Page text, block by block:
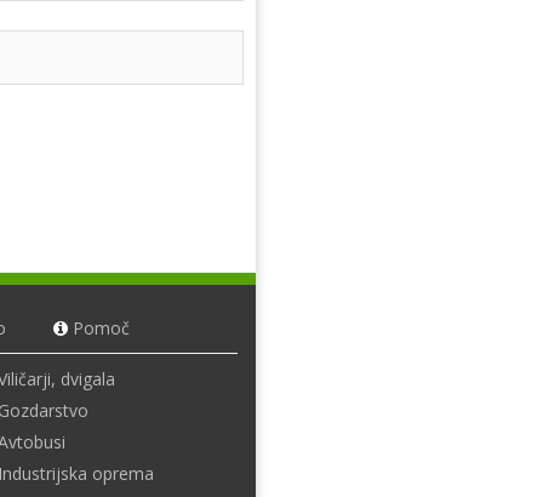
Pomoč
dvigala
Gozdarstvo
Industrijska oprema